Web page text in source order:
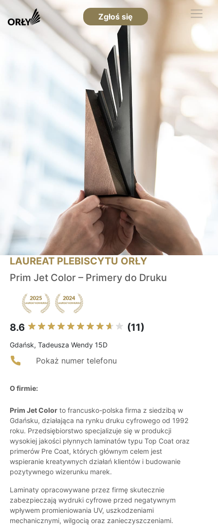
Zgłoś się
LAUREAT PLEBISCYTU ORŁY
Prim Jet Color – Primery do Druku
8.6 (11)
Gdańsk, Tadeusza Wendy 15D
Pokaż numer telefonu
O firmie:
Prim Jet Color to francusko-polska firma z siedzibą w
Gdańsku, działająca na rynku druku cyfrowego od 1992
roku. Przedsiębiorstwo specjalizuje się w produkcji
wysokiej jakości płynnych laminatów typu Top Coat oraz
primerów Pre Coat, których głównym celem jest
wspieranie kreatywnych działań klientów i budowanie
pozytywnego wizerunku marek.
Laminaty opracowywane przez firmę skutecznie
zabezpieczają wydruki cyfrowe przed negatywnym
wpływem promieniowania UV, uszkodzeniami
mechanicznymi, wilgocią oraz zanieczyszczeniami.